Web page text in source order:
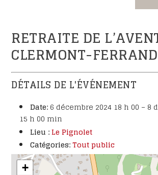
RETRAITE DE
CLERMONT-FERRAND
DÉTAILS DE L'ÉVÉNEMENT
Date: 6 décembre 2024 18 h 00 – 8
15 h 00 min
Lieu :Le Pignolet
Catégories:Tout public
+